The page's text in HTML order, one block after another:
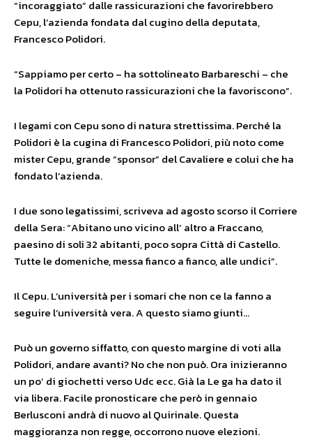
“incoraggiato” dalle rassicurazioni che favorirebbero
Cepu, l’azienda fondata dal cugino della deputata,
Francesco Polidori.
“Sappiamo per certo – ha sottolineato Barbareschi – che
la Polidori ha ottenuto rassicurazioni che la favoriscono”.
I legami con Cepu sono di natura strettissima. Perché la
Polidori è la cugina di Francesco Polidori, più noto come
mister Cepu, grande “sponsor” del Cavaliere e colui che ha
fondato l’azienda.
I due sono legatissimi, scriveva ad agosto scorso il Corriere
della Sera: “Abitano uno vicino all’ altro a Fraccano,
paesino di soli 32 abitanti, poco sopra Città di Castello.
Tutte le domeniche, messa fianco a fianco, alle undici”.
Il Cepu. L’università per i somari che non ce la fanno a
seguire l’università vera. A questo siamo giunti…
Può un governo siffatto, con questo margine di voti alla
Polidori, andare avanti? No che non può. Ora inizieranno
un po’ di giochetti verso Udc ecc. Già la Le ga ha dato il
via libera. Facile pronosticare che però in gennaio
Berlusconi andrà di nuovo al Quirinale. Questa
maggioranza non regge, occorrono nuove elezioni.